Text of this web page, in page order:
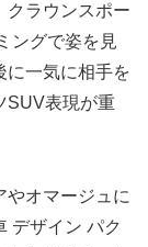
クラウンスポー
ングで姿を見
に一気に相手を
SUV表現が重
やオマージュに
デザイン パク